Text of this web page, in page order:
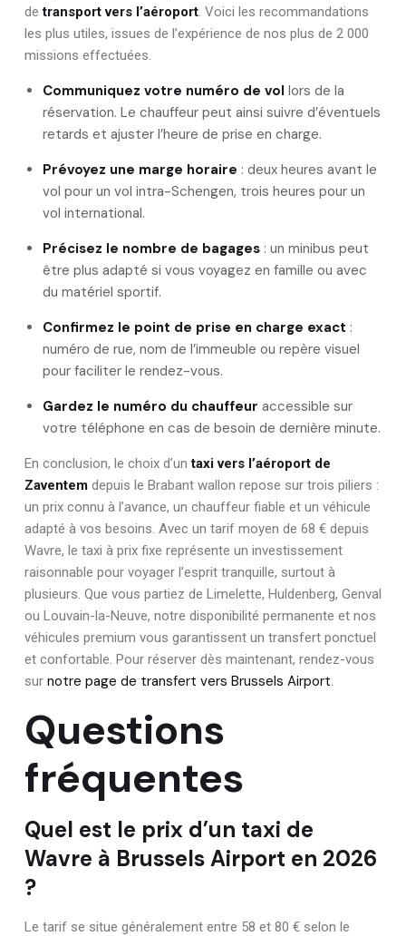
detransport vers l’aéroport . Voici les recommandations
les plus utiles, issues de l’expérience de nos plus de 2 000
missions effectuées.
Communiquez votre numéro de vol lors de la
réservation. Le chauffeur peut ainsi suivre d’éventuels
retards et ajuster l’heure de prise en charge.
Prévoyez une marge horaire : deux heures avant le
vol pour un vol intra-Schengen, trois heures pour un
vol international.
Précisez le nombre de bagages : un minibus peut
être plus adapté si vous voyagez en famille ou avec
du matériel sportif.
Confirmez le point de prise en charge exact :
numéro de rue, nom de l’immeuble ou repère visuel
pour faciliter le rendez-vous.
Gardez le numéro du chauffeur accessible sur
votre téléphone en cas de besoin de dernière minute.
En conclusion, le choix d’untaxi vers l’aéroport de
Zaventem depuis le Brabant wallon repose sur trois piliers :
un prix connu à l’avance, un chauffeur fiable et un véhicule
adapté à vos besoins. Avec un tarif moyen de 68 € depuis
Wavre, le taxi à prix fixe représente un investissement
raisonnable pour voyager l’esprit tranquille, surtout à
plusieurs. Que vous partiez de Limelette, Huldenberg, Genval
ou Louvain-la-Neuve, notre disponibilité permanente et nos
véhicules premium vous garantissent un transfert ponctuel
et confortable. Pour réserver dès maintenant, rendez-vous
sur notre page de transfert vers Brussels Airport
Questions
fréquentes
Quel est le prix d’un taxi de
Wavre à Brussels Airport en 2026
?
Le tarif se situe généralement entre 58 et 80 € selon le